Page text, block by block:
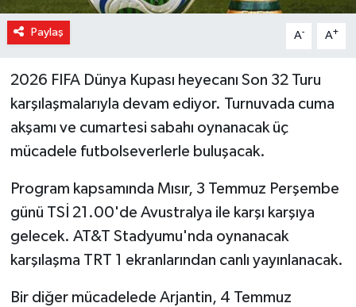
Paylaş A- A+
2026 FIFA Dünya Kupası heyecanı Son 32 Turu
karşılaşmalarıyla devam ediyor. Turnuvada cuma
akşamı ve cumartesi sabahı oynanacak üç
mücadele futbolseverlerle buluşacak.
Program kapsamında Mısır, 3 Temmuz Perşembe
günü TSİ 21.00'de Avustralya ile karşı karşıya
gelecek. AT&T Stadyumu'nda oynanacak
karşılaşma TRT 1 ekranlarından canlı yayınlanacak.
Bir diğer mücadelede Arjantin, 4 Temmuz
Son Dakika
Spor